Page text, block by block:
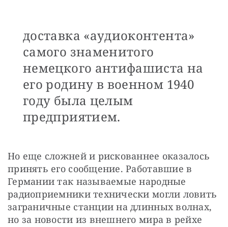
доставка «аудиоконтента»
самого знаменитого
немецкого антифашиста на
его родину в военном 1940
году была целым
предприятием.
Но еще сложней и рискованнее оказалось
принять его сообщение. Работавшие в
Германии так называемые народные
радиоприемники технически могли ловить
заграничные станции на длинных волнах,
но за новости из внешнего мира в рейхе